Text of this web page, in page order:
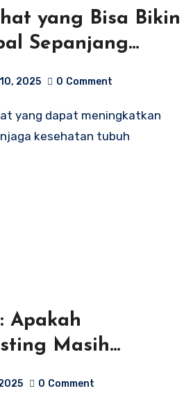
yang Bisa Bikin
Sepanjang
2025 0 Comment
kesehatan tubuh
Apakah
Masih
0 Comment